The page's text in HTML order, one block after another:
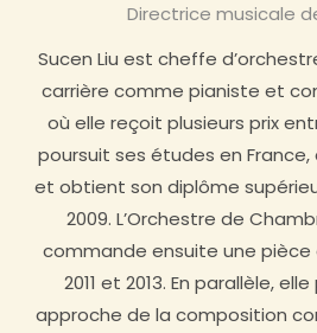
Directrice musicale
Sucen Liu est cheffe
carrière comme pianiste et
où elle reçoit plusieurs prix
poursuit ses études en France,
et obtient son diplôme
2009. L’Orchestre de
commande ensuite une pièce
2011 et 2013. En parallèle,
approche de la composition